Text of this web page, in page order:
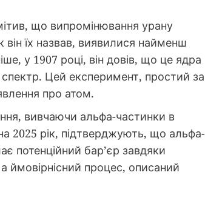
що випромінювання урану
він їх назвав, виявилися найменш
у 1907 році, він довів, що це ядра
спектр. Цей експеримент, простий за
про атом.
вивчаючи альфа-частинки в
2025 рік, підтверджують, що альфа-
потенційний бар’єр завдяки
ймовірнісний процес, описаний